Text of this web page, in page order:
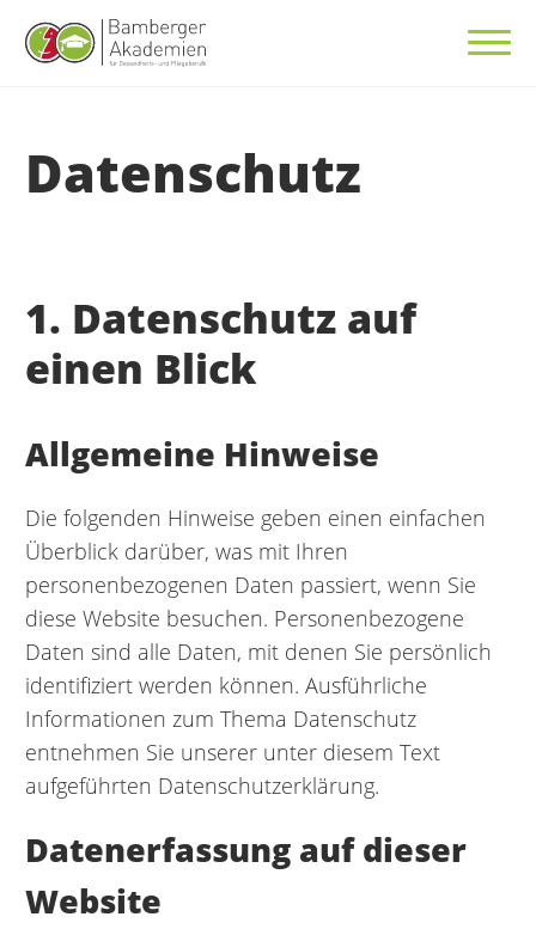
Datenschutz
1. Datenschutz auf
einen Blick
Allgemeine Hinweise
Die folgenden Hinweise geben einen einfachen
Überblick darüber, was mit Ihren
personenbezogenen Daten passiert, wenn Sie
diese Website besuchen. Personenbezogene
Daten sind alle Daten, mit denen Sie persönlich
identifiziert werden können. Ausführliche
Informationen zum Thema Datenschutz
entnehmen Sie unserer unter diesem Text
aufgeführten Datenschutzerklärung.
Datenerfassung auf dieser
Website